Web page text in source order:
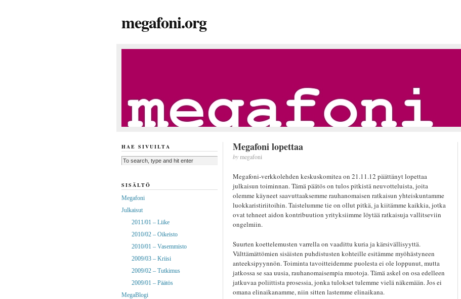
megafoni.org
Megafoni lopettaa
bymegafoni
Megafoni-verkkolehden keskuskomitea on 21.11.12 päättänyt lopettaa
julkaisun toiminnan. Tämä päätös on tulos pitkistä neuvotteluista, joita
olemme käyneet saavuttaaksemme rauhanomaisen ratkaisun yhteiskuntamme
luokkaristiriitoihin. Taistelumme tie on ollut pitkä, ja kiitämme kaikkia, jotka
ovat tehneet aidon kontribuution yrityksiimme löytää ratkaisuja vallitseviin
ongelmiin.
Suurten koettelemusten varrella on vaadittu kuria ja kärsivällisyyttä.
Välttämättömien sisäisten puhdistusten kohteille esitämme myöhästyneen
anteeksipyynnön. Toiminta tavoitteidemme puolesta ei ole loppunut, mutta
jatkossa se saa uusia, rauhanomaisempia muotoja. Tämä askel on osa edelleen
jatkuvaa poliittista prosessia, jonka tulokset tulemme vielä näkemään. Jos ei
omana elinaikanamme, niin sitten lastemme elinaikana.
HAE SIVUILTA
SISÄLTÖ
Megafoni
Julkaisut
2011/01 – Liike
2010/02 – Oikeisto
2010/01 – Vasemmisto
2009/03 – Kriisi
2009/02 – Tutkimus
2009/01 – Päätös
MegaBlogi